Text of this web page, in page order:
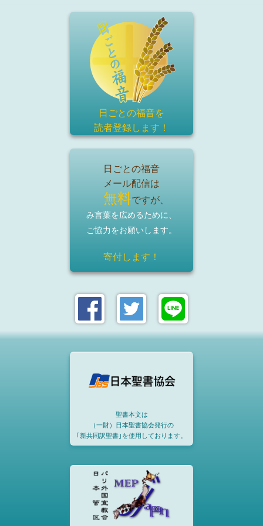
日ごとの福音を
読者登録します！
日ごとの福音
メール配信は
無料ですが、
み言葉を広めるために、
ご協力をお願いします。
寄付します！
聖書本文は
（一財）日本聖書協会発行の
｢新共同訳聖書｣を使用しております。